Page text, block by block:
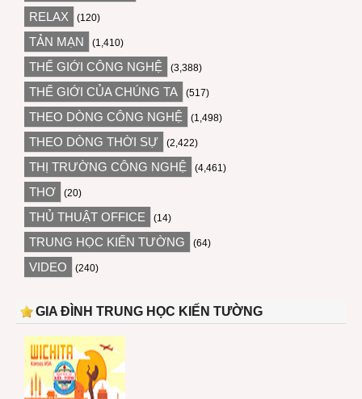
RELAX (120)
TẢN MẠN (1,410)
THẾ GIỚI CÔNG NGHỆ (3,388)
THẾ GIỚI CỦA CHÚNG TA (517)
THEO DÒNG CÔNG NGHỆ (1,498)
THEO DÒNG THỜI SỰ (2,422)
THỊ TRƯỜNG CÔNG NGHỆ (4,461)
THƠ (20)
THỦ THUẬT OFFICE (14)
TRUNG HỌC KIẾN TƯỜNG (64)
VIDEO (240)
GIA ĐÌNH TRUNG HỌC KIẾN TƯỜNG